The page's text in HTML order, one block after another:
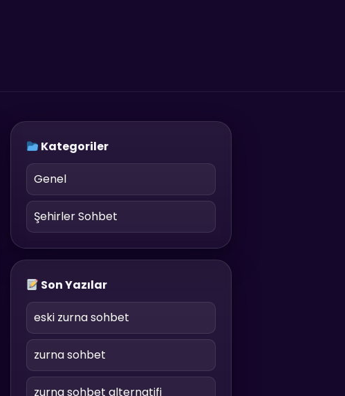
Kategoriler
Genel
Şehirler Sohbet
Son Yazılar
eski zurna sohbet
zurna sohbet
zurna sohbet alternatifi